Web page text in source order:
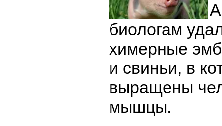
биологам
химерные
и свиньи, в
выращены
мышцы.